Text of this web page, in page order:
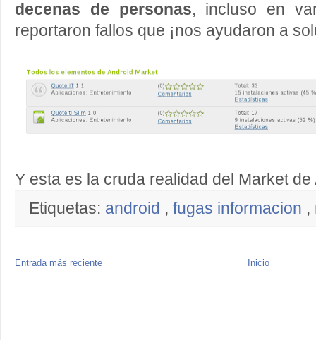
decenas de personas, incluso en
reportaron fallos que ¡nos ayudaron a
Y esta es la cruda realidad del Market de
Etiquetas: android , fugas informacion ,
Entrada más reciente Inicio